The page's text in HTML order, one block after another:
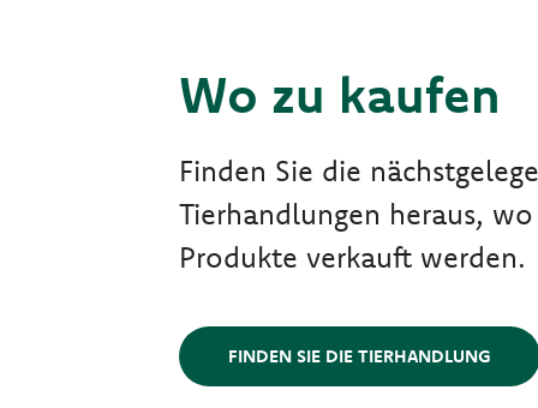
Wo zu kaufen
Finden Sie die
Tierhandlungen heraus,
Produkte verkauft werden.
FINDEN SIE DIE TIERHANDLUNG